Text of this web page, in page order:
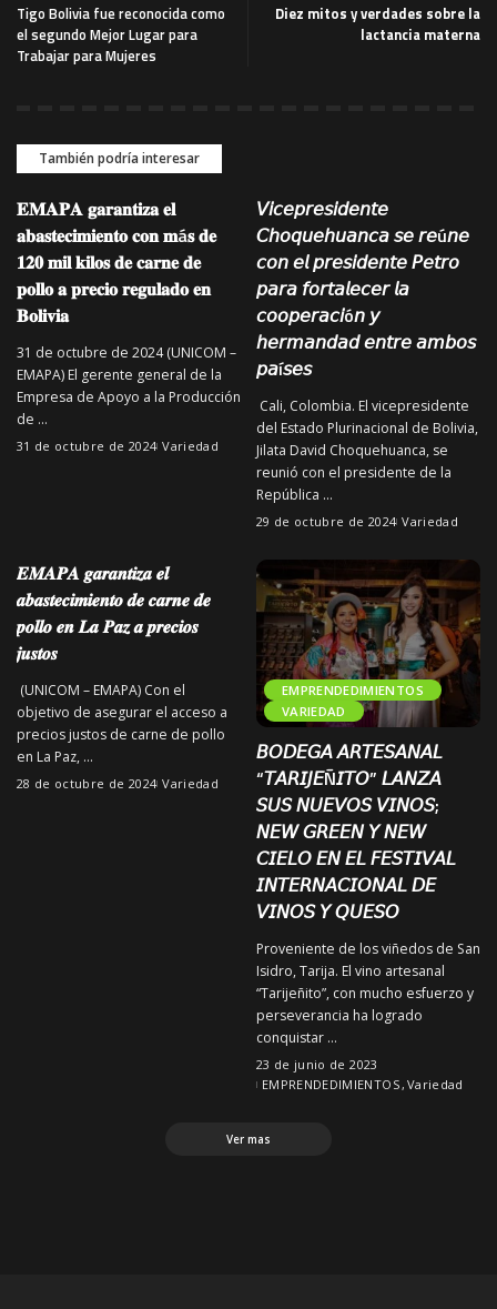
Tigo Bolivia fue reconocida como
el segundo Mejor Lugar para
Trabajar para Mujeres
Diez mitos y verdades sobre la
lactancia materna
También podría interesar
𝐄𝐌𝐀𝐏𝐀 𝐠𝐚𝐫𝐚𝐧𝐭𝐢𝐳𝐚 𝐞𝐥
𝐚𝐛𝐚𝐬𝐭𝐞𝐜𝐢𝐦𝐢𝐞𝐧𝐭𝐨 𝐜𝐨𝐧 𝐦á𝐬 𝐝𝐞
𝟏𝟐𝟎 𝐦𝐢𝐥 𝐤𝐢𝐥𝐨𝐬 𝐝𝐞 𝐜𝐚𝐫𝐧𝐞 𝐝𝐞
𝐩𝐨𝐥𝐥𝐨 𝐚 𝐩𝐫𝐞𝐜𝐢𝐨 𝐫𝐞𝐠𝐮𝐥𝐚𝐝𝐨 𝐞𝐧
𝐁𝐨𝐥𝐢𝐯𝐢𝐚
31 de octubre de 2024 (UNICOM –
EMAPA) El gerente general de la
Empresa de Apoyo a la Producción
de ...
31 de octubre de 2024 Variedad
𝘝𝘪𝘤𝘦𝘱𝘳𝘦𝘴𝘪𝘥𝘦𝘯𝘵𝘦
𝘊𝘩𝘰𝘲𝘶𝘦𝘩𝘶𝘢𝘯𝘤𝘢 𝘴𝘦 𝘳𝘦ú𝘯𝘦
𝘤𝘰𝘯 𝘦𝘭 𝘱𝘳𝘦𝘴𝘪𝘥𝘦𝘯𝘵𝘦 𝘗𝘦𝘵𝘳𝘰
𝘱𝘢𝘳𝘢 𝘧𝘰𝘳𝘵𝘢𝘭𝘦𝘤𝘦𝘳 𝘭𝘢
𝘤𝘰𝘰𝘱𝘦𝘳𝘢𝘤𝘪ó𝘯 𝘺
𝘩𝘦𝘳𝘮𝘢𝘯𝘥𝘢𝘥 𝘦𝘯𝘵𝘳𝘦 𝘢𝘮𝘣𝘰𝘴
𝘱𝘢í𝘴𝘦𝘴
Cali, Colombia. El vicepresidente
del Estado Plurinacional de Bolivia,
Jilata David Choquehuanca, se
reunió con el presidente de la
República ...
29 de octubre de 2024 Variedad
𝑬𝑴𝑨𝑷𝑨 𝒈𝒂𝒓𝒂𝒏𝒕𝒊𝒛𝒂 𝒆𝒍
𝒂𝒃𝒂𝒔𝒕𝒆𝒄𝒊𝒎𝒊𝒆𝒏𝒕𝒐 𝒅𝒆 𝒄𝒂𝒓𝒏𝒆 𝒅𝒆
𝒑𝒐𝒍𝒍𝒐 𝒆𝒏 𝑳𝒂 𝑷𝒂𝒛 𝒂 𝒑𝒓𝒆𝒄𝒊𝒐𝒔
𝒋𝒖𝒔𝒕𝒐𝒔
(UNICOM – EMAPA) Con el
objetivo de asegurar el acceso a
precios justos de carne de pollo
en La Paz, ...
28 de octubre de 2024 Variedad
EMPRENDEDIMIENTOS
VARIEDAD
𝘉𝘖𝘋𝘌𝘎𝘈 𝘈𝘙𝘛𝘌𝘚𝘈𝘕𝘈𝘓
“𝘛𝘈𝘙𝘐𝘑𝘌Ñ𝘐𝘛𝘖” 𝘓𝘈𝘕𝘡𝘈
𝘚𝘜𝘚 𝘕𝘜𝘌𝘝𝘖𝘚 𝘝𝘐𝘕𝘖𝘚;
𝘕𝘌𝘞 𝘎𝘙𝘌𝘌𝘕 𝘠 𝘕𝘌𝘞
𝘊𝘐𝘌𝘓𝘖 𝘌𝘕 𝘌𝘓 𝘍𝘌𝘚𝘛𝘐𝘝𝘈𝘓
𝘐𝘕𝘛𝘌𝘙𝘕𝘈𝘊𝘐𝘖𝘕𝘈𝘓 𝘋𝘌
𝘝𝘐𝘕𝘖𝘚 𝘠 𝘘𝘜𝘌𝘚𝘖
Proveniente de los viñedos de San
Isidro, Tarija. El vino artesanal
“Tarijeñito”, con mucho esfuerzo y
perseverancia ha logrado
conquistar ...
23 de junio de 2023
EMPRENDEDIMIENTOS Variedad
Ver mas